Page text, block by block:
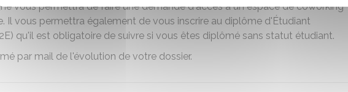
vous permettra de faire une demande d'accès à un espace decoworking
Il vous permettra également de vous inscrire au diplôme d'Étudiant
qu'il est obligatoire de suivre si vous êtes diplômé sans statut étudiant.
par mail de l'évolution de votre dossier.